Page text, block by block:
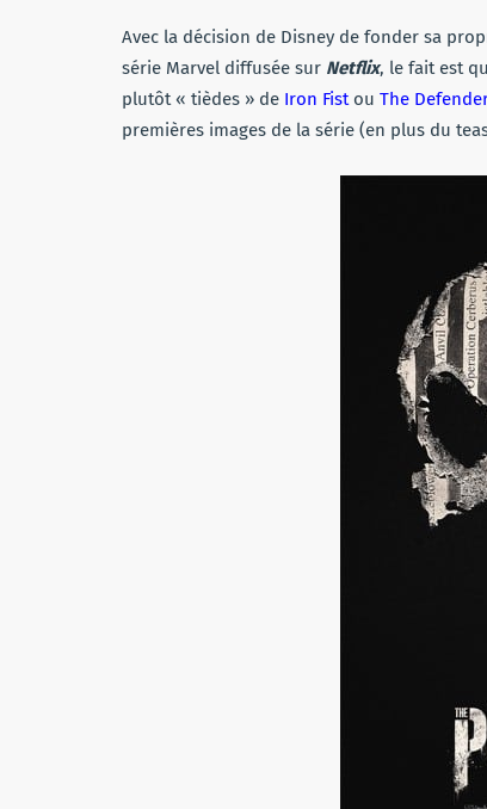
Avec la décision de Disney de fonder sa
série Marvel diffusée sur Netflix, le fait est
plutôt « tièdes » de Iron Fistou The
premières images de la série (en plus du